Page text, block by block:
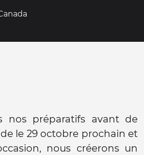
nos préparatifs avant de
le 29 octobre prochain et
nous créerons un